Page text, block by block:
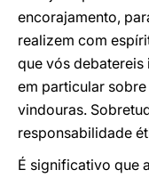
encorajamento,
realizem com
que vós debatereis
em particular
vindouras.
responsabilidade
É significativo que